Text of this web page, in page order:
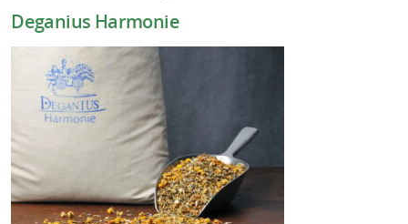
Deganius Harmonie